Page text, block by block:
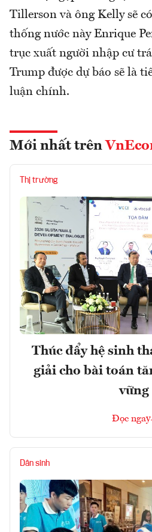
Tillerson và ông Kelly sẽ
thống nước này Enrique
trục xuất người nhập cư
Trump được dự báo sẽ là
luận chính.
Mới nhất trên
Thị trường
Thúc đẩy hệ sinh
giải cho bài toán
vững
Đọc ngay
Dân sinh